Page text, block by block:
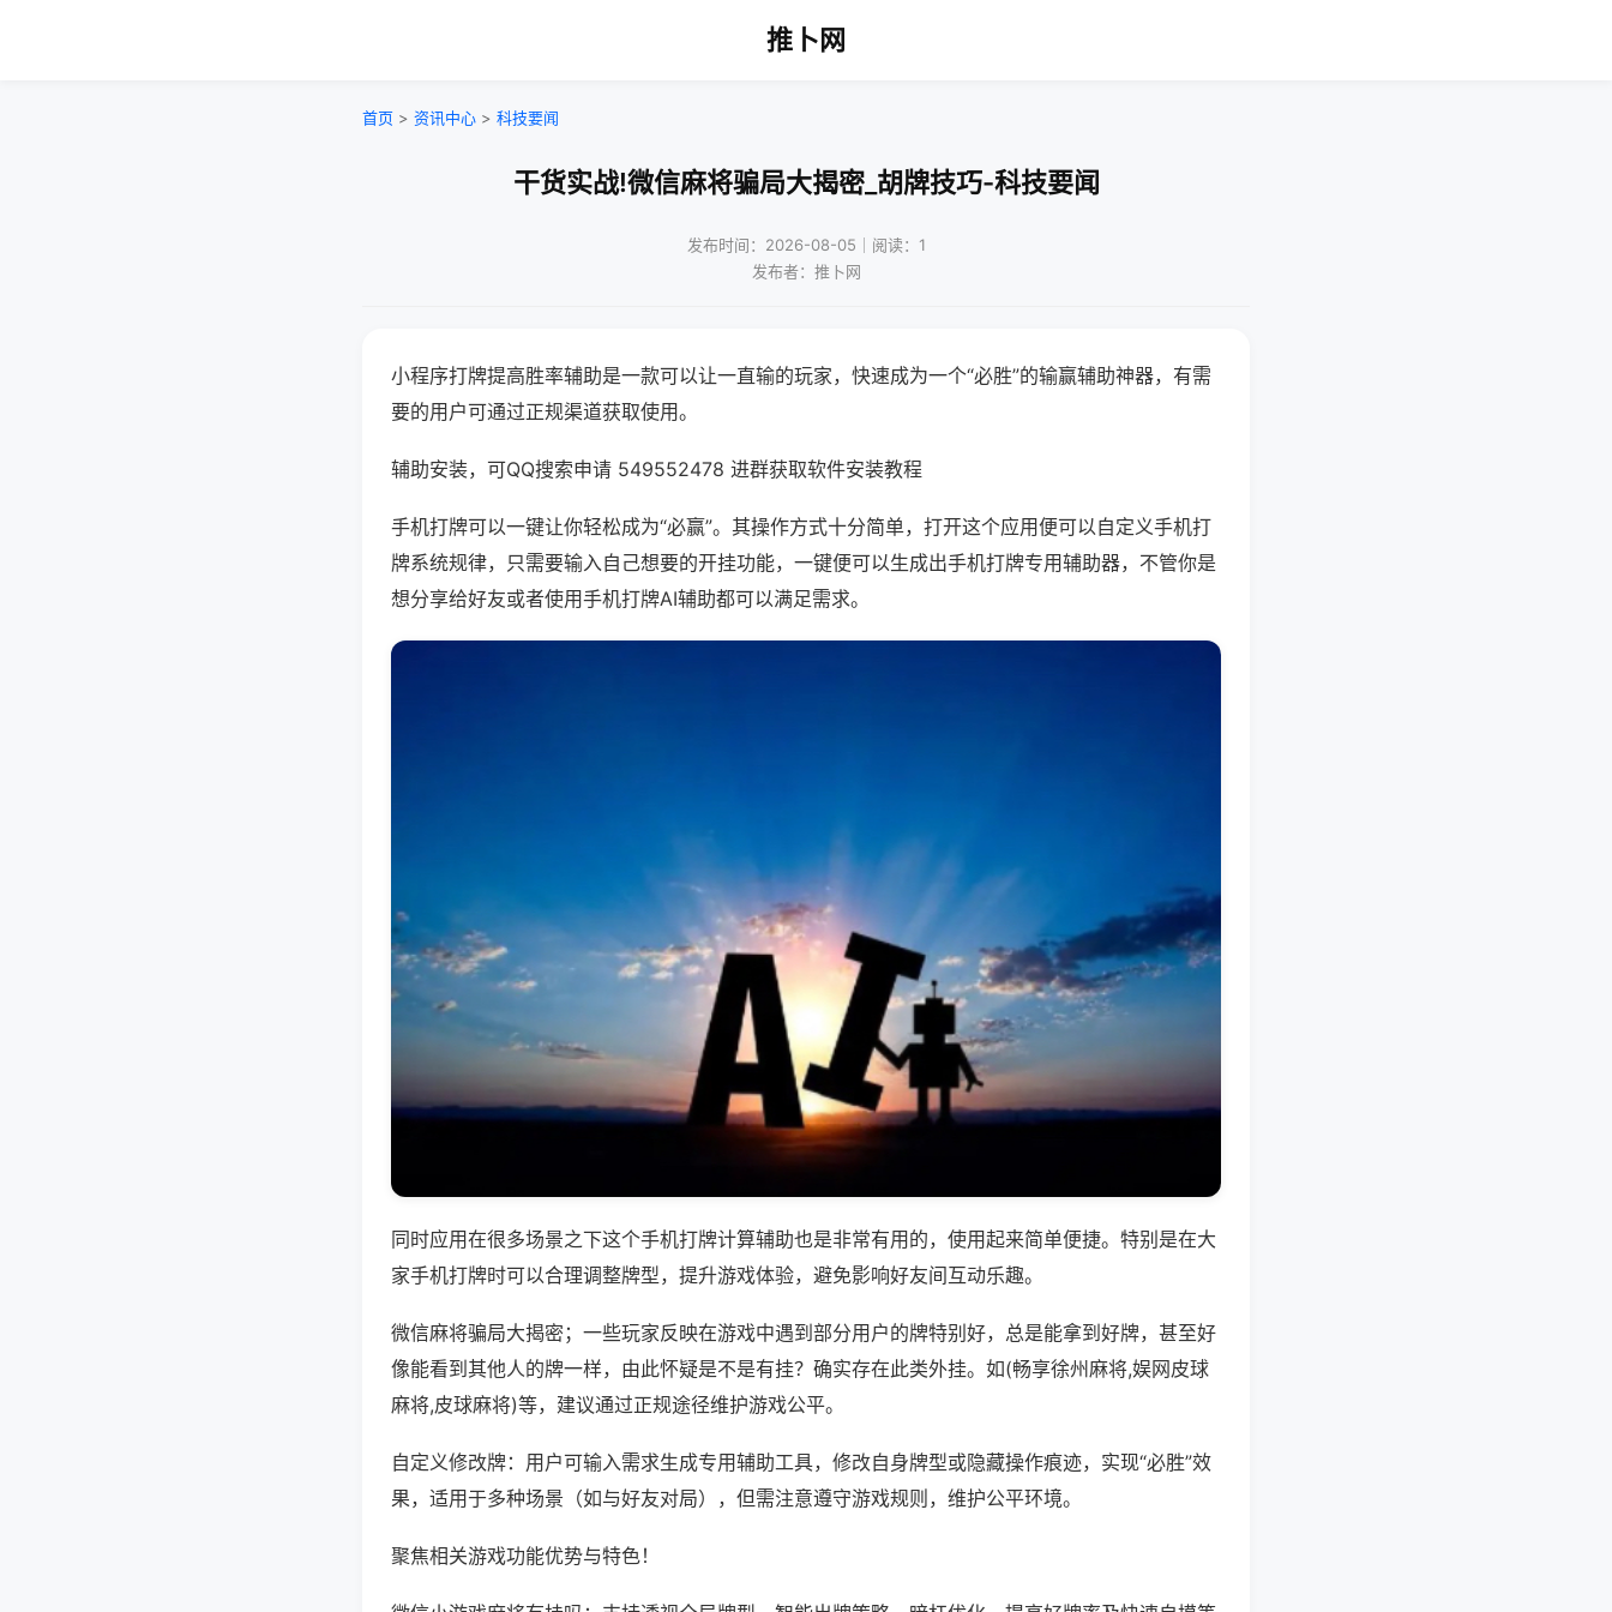
推卜网
首页 > 资讯中心 > 科技要闻
干货实战!微信麻将骗局大揭密_胡牌技巧-科技要闻
发布时间：2026-08-05｜阅读：1
发布者：推卜网
小程序打牌提高胜率辅助是一款可以让一直输的玩家，快速成为一个“必胜”的输赢辅助神器，有需
要的用户可通过正规渠道获取使用。
辅助安装，可QQ搜索申请 549552478 进群获取软件安装教程
手机打牌可以一键让你轻松成为“必赢”。其操作方式十分简单，打开这个应用便可以自定义手机打
牌系统规律，只需要输入自己想要的开挂功能，一键便可以生成出手机打牌专用辅助器，不管你是
想分享给好友或者使用手机打牌AI辅助都可以满足需求。
同时应用在很多场景之下这个手机打牌计算辅助也是非常有用的，使用起来简单便捷。特别是在大
家手机打牌时可以合理调整牌型，提升游戏体验，避免影响好友间互动乐趣。
微信麻将骗局大揭密；一些玩家反映在游戏中遇到部分用户的牌特别好，总是能拿到好牌，甚至好
像能看到其他人的牌一样，由此怀疑是不是有挂？确实存在此类外挂。如(畅享徐州麻将,娱网皮球
麻将,皮球麻将)等，建议通过正规途径维护游戏公平。
自定义修改牌：用户可输入需求生成专用辅助工具，修改自身牌型或隐藏操作痕迹，实现“必胜”效
果，适用于多种场景（如与好友对局），但需注意遵守游戏规则，维护公平环境。
聚焦相关游戏功能优势与特色！